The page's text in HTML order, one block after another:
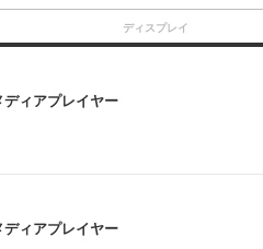
ィアプレイヤー
ィアプレイヤー
ディスプレイ